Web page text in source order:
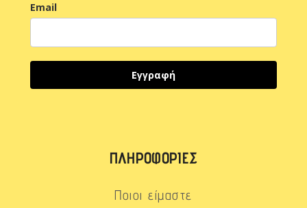
Email
Εγγραφή
ΠΛΗΡΟΦΟΡΊΕΣ
Ποιοι είμαστε